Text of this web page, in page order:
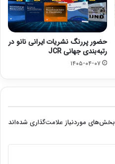
حضور پررنگ نشریات ایرانی نانو در
رتبه‌بندی جهانی JCR
۱۴۰۵-۰۴-۰۷
بخش‌های موردنیاز علامت‌گذاری شده‌اند